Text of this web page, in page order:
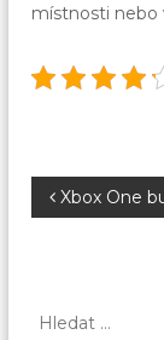
místnosti nebo
N
v
Xbox One
H